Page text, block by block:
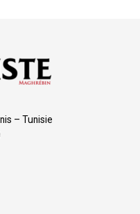
– Tunisie